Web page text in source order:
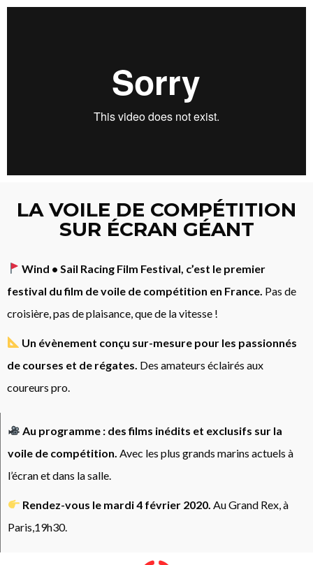
LA VOILE DE COMPÉTITION
SUR ÉCRAN GÉANT
Wind • Sail Racing Film Festival, c’est le premier
festival du film de voile de compétition en France. Pas de
croisière, pas de plaisance, que de la vitesse !
Un évènement conçu sur-mesure pour les passionnés
de courses et de régates. Des amateurs éclairés aux
coureurs pro.
Au programme : des films inédits et exclusifs sur la
voile de compétition. Avec les plus grands marins actuels à
l’écran et dans la salle.
Rendez-vous le mardi 4 février 2020. Au Grand Rex, à
Paris, 19h30.